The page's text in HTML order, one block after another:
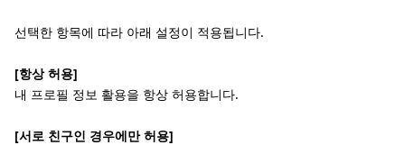
선택한 항목에 따라 아래 설정이 적용됩니다.
[항상 허용]
내 프로필 정보 활용을 항상 허용합니다.
[서로 친구인 경우에만 허용]